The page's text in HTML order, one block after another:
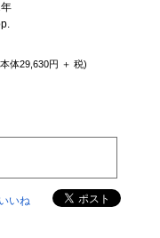
体29,630円 ＋ 税)
いいね